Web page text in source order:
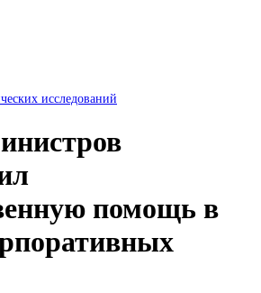
исследований
помощь в